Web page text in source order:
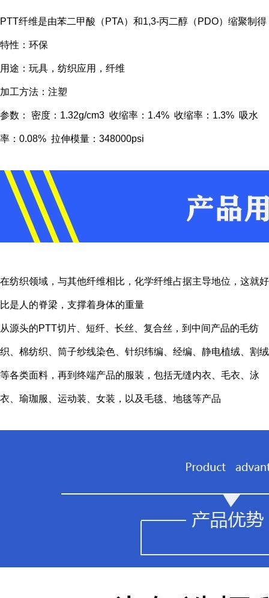
PTT纤维是由苯二甲酸（PTA）和1,3-丙二醇（PDO）缩聚制得
特性：环保
用途：玩具，纺织应用，纤维
加工方法：注塑
参数： 密度：1.32g/cm3 收缩率：1.4% 收缩率：1.3% 吸水
率：0.08% 拉伸模量：348000psi
在纺织领域，与其他纤维相比，化学纤维占据主导地位，这就好
比是人的脊梁，支撑着身体的重量
从源头的PTT切片、短纤、长丝、复合丝，到中间产品的毛纺
织、棉纺织、筒子纱线染色、针织纬编、经编、静电植绒、割绒
等各类面料，再到终端产品的服装，包括无缝内衣、毛衣、泳
衣、瑜珈服、运动装、女装，以及毛毯、地毯等产品